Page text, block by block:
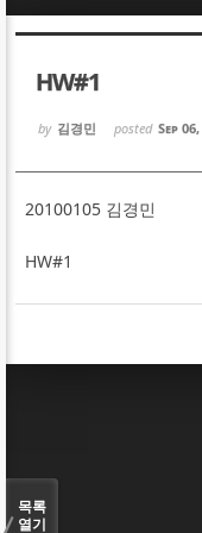
HW#1
by 김경민 posted Sep
20100105 김경민
HW#1
목록
열기